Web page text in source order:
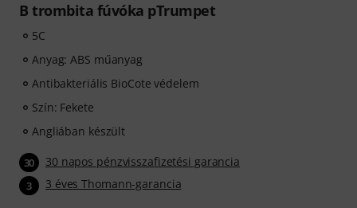
B trombita fúvóka pTrumpet
5C
Anyag: ABS műanyag
Antibakteriális BioCote védelem
Szín: Fekete
Angliában készült
30 30 napos pénzvisszafizetési garancia
3 3 éves Thomann-garancia